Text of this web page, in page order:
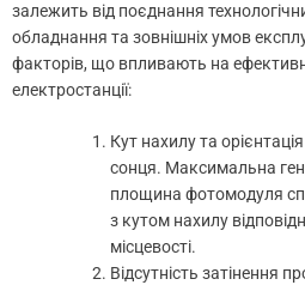
залежить від поєднання
обладнання та зовнішніх умов
факторів, що впливають на
електростанції:
Кут нахилу та
сонця. Максимальна
площина фотомодуля
з кутом нахилу
місцевості.
Відсутність затінення